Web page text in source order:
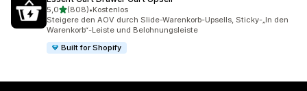
5,0von 5 Sternen
(808)
808 Rezensionen insgesamt
•Kostenlos
Steigere den AOV durch Slide-Warenkorb-Upsells, Sticky-„In den
Warenkorb“-Leiste und Belohnungsleiste
Built for Shopify